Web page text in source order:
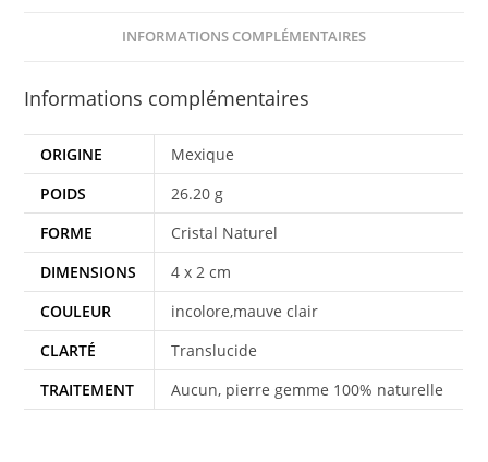
INFORMATIONS COMPLÉMENTAIRES
Informations complémentaires
ORIGINE
Mexique
POIDS
26.20 g
FORME
Cristal Naturel
DIMENSIONS
4 x 2 cm
COULEUR
incolore,mauve clair
CLARTÉ
Translucide
TRAITEMENT
Aucun, pierre gemme 100% naturelle